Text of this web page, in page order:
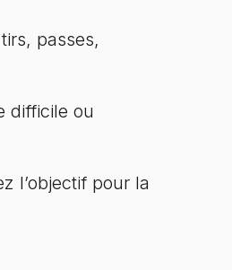
passes,
difficile ou
l’objectif pour la